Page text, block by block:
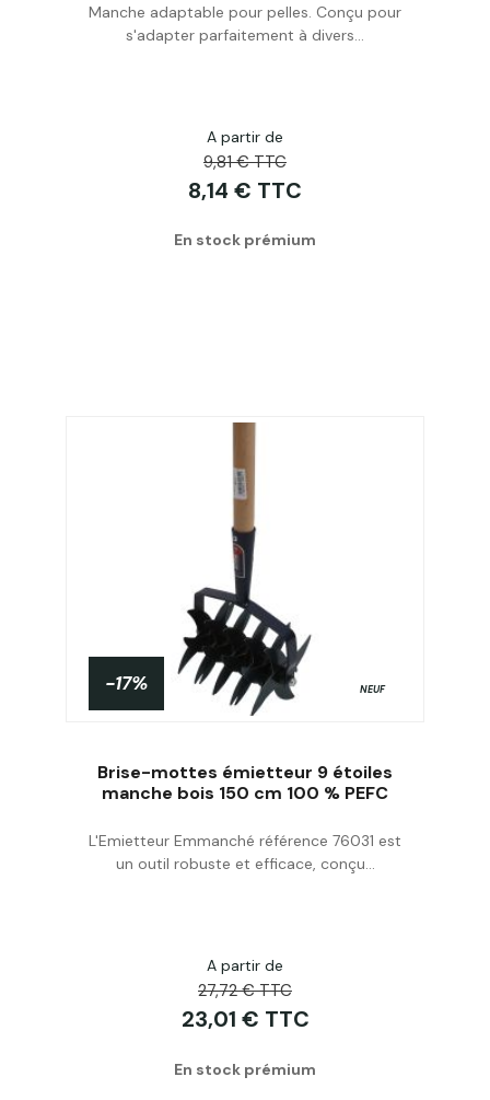
Acheter
Manche adaptable pour pelles. Conçu pour
s'adapter parfaitement à divers...
A partir de
9,81 € TTC
8,14 € TTC
En stock prémium
Acheter
-17% NEUF
Brise-mottes émietteur 9 étoiles
manche bois 150 cm 100 % PEFC
L'Emietteur Emmanché référence 76031 est
un outil robuste et efficace, conçu...
A partir de
27,72 € TTC
23,01 € TTC
En stock prémium